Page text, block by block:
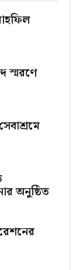
স্মরণে
অনুষ্ঠিত